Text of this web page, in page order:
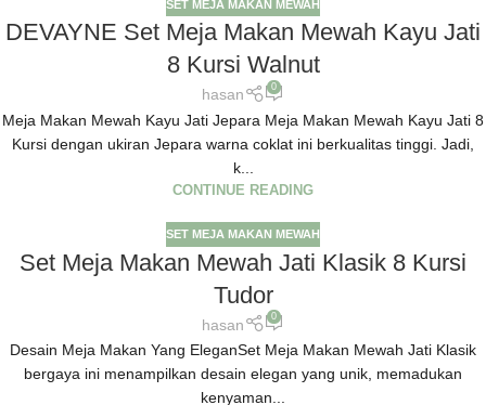
SET MEJA MAKAN MEWAH
DEVAYNE Set Meja Makan Mewah Kayu Jati
8 Kursi Walnut
hasan 0
Meja Makan Mewah Kayu Jati Jepara Meja Makan Mewah Kayu Jati 8
Kursi dengan ukiran Jepara warna coklat ini berkualitas tinggi. Jadi,
k...
CONTINUE READING
SET MEJA MAKAN MEWAH
Set Meja Makan Mewah Jati Klasik 8 Kursi
Tudor
hasan 0
Desain Meja Makan Yang EleganSet Meja Makan Mewah Jati Klasik
bergaya ini menampilkan desain elegan yang unik, memadukan
kenyaman...